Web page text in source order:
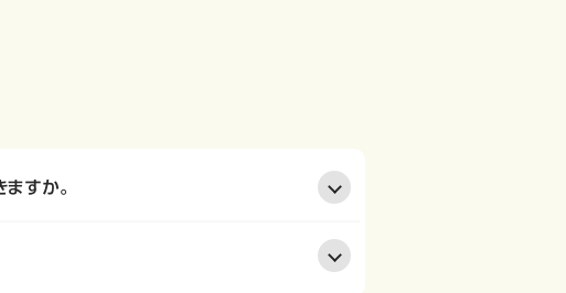
すか。